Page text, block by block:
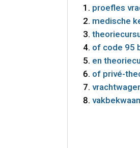
proefles
medische
of code 95
en
of privé-